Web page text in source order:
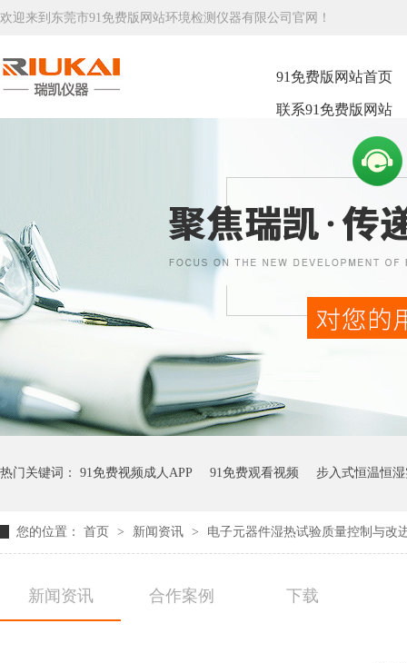
欢迎来到东莞市91免费版网站环境检测仪器有限公司官网！
91免费版网站首页
联系91免费版网站
热门关键词： 91免费视频成人APP 91免费观看视频 步入式恒温恒
您的位置： 首页 > 新闻资讯 > 电子元器件湿热试验质量控制与改
新闻资讯 合作案例 下载